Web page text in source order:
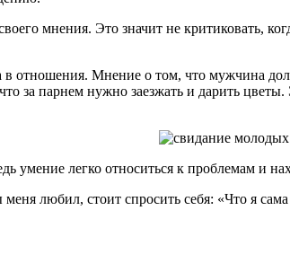
мнения. Это значит не критиковать,
отношения. Мнение о том, что мужчина
за парнем нужно заезжать и дарить
умение легко относиться к проблемам и
любил, стоит спросить себя: «Что я